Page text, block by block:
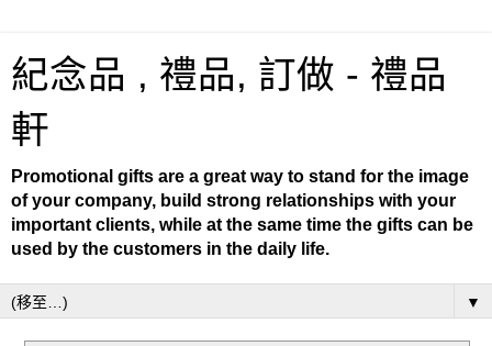
紀念品 , 禮品, 訂做 - 禮品
軒
Promotional gifts are a great way to stand for the image
of your company, build strong relationships with your
important clients, while at the same time the gifts can be
used by the customers in the daily life.
▼